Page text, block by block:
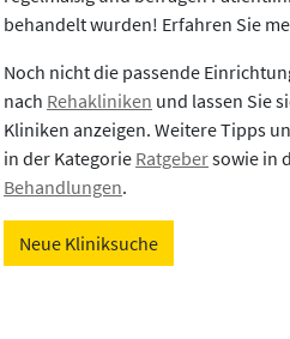
behandelt wurden! Erfahren Sie
Noch nicht die passende
nach Rehakliniken und lassen Sie
Kliniken anzeigen. Weitere Tipps
in der Kategorie Ratgebersowie in
Behandlungen.
Neue Kliniksuche